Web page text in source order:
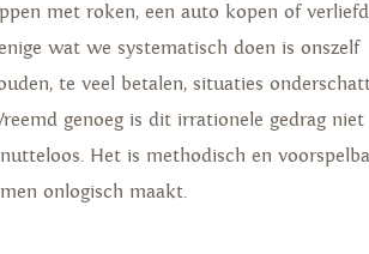
met roken, een auto kopen of verliefd
wat we systematisch doen is onszelf
te veel betalen, situaties
genoeg is dit irrationele gedrag niet
Het is methodisch en
onlogisch maakt.